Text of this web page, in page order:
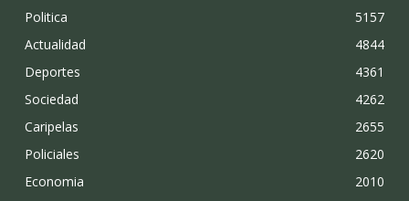
Politica
5157
Actualidad
4844
Deportes
4361
Sociedad
4262
Caripelas
2655
Policiales
2620
Economia
2010